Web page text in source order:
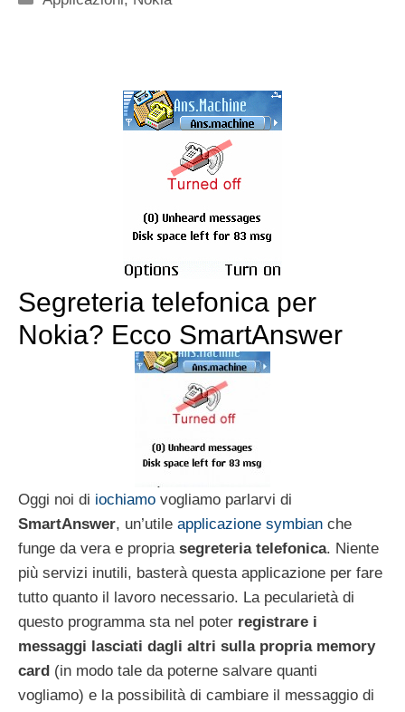
Segreteria telefonica per
Nokia? Ecco SmartAnswer
Oggi noi di iochiamo vogliamo parlarvi di
SmartAnswer, un’utile applicazione symbian che
funge da vera e propria segreteria telefonica. Niente
più servizi inutili, basterà questa applicazione per fare
tutto quanto il lavoro necessario. La pecularietà di
questo programma sta nel poter registrare i
messaggi lasciati dagli altri sulla propria memory
card (in modo tale da poterne salvare quanti
vogliamo) e la possibilità di cambiare il messaggio di